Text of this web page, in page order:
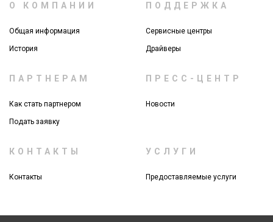
О КОМПАНИИ
Общая информация
История
ПОДДЕРЖКА
Сервисные центры
Драйверы
ПАРТНЕРАМ
Как стать партнером
Подать заявку
ПРЕСС-ЦЕНТР
Новости
КОНТАКТЫ
Контакты
УСЛУГИ
Предоставляемые услуги